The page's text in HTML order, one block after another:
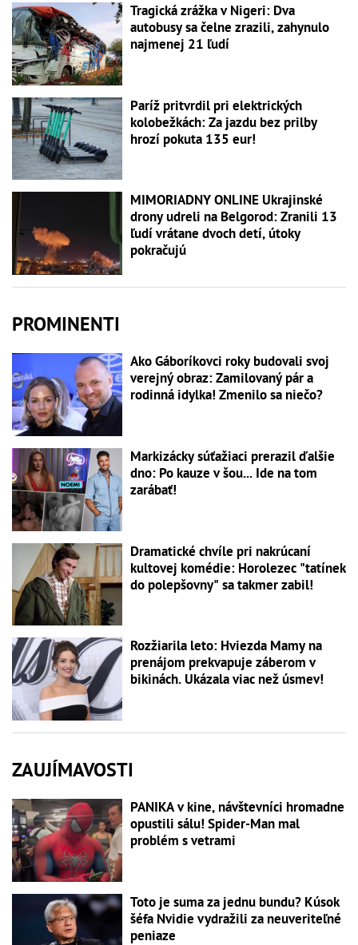
Tragická zrážka v Nigeri: Dva
autobusy sa čelne zrazili, zahynulo
najmenej 21 ľudí
Paríž pritvrdil pri elektrických
kolobežkách: Za jazdu bez prilby
hrozí pokuta 135 eur!
MIMORIADNY ONLINE Ukrajinské
drony udreli na Belgorod: Zranili 13
ľudí vrátane dvoch detí, útoky
pokračujú
PROMINENTI
Ako Gáboríkovci roky budovali svoj
verejný obraz: Zamilovaný pár a
rodinná idylka! Zmenilo sa niečo?
Markizácky súťažiaci prerazil ďalšie
dno: Po kauze v šou... Ide na tom
zarábať!
Dramatické chvíle pri nakrúcaní
kultovej komédie: Horolezec "tatínek
do polepšovny" sa takmer zabil!
Rozžiarila leto: Hviezda Mamy na
prenájom prekvapuje záberom v
bikinách. Ukázala viac než úsmev!
ZAUJÍMAVOSTI
PANIKA v kine, návštevníci hromadne
opustili sálu! Spider-Man mal
problém s vetrami
Toto je suma za jednu bundu? Kúsok
šéfa Nvidie vydražili za neuveriteľné
peniaze